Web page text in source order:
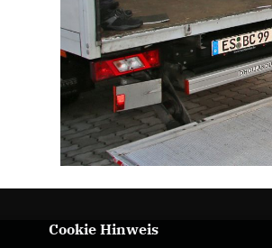
Cookie Hinweis